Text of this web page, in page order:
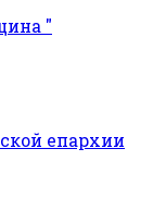
"
епархии